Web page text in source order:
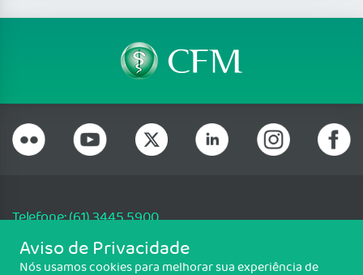
Telefone: (61) 3445 5900
Email: cfm@portalmedico.org.br
SGAS 616, Conjunto D, Lote 115, L2 Sul, Brasília/DF - CEP: 70200-760 -
Aviso de Privacidade
Nós usamos cookies para melhorar sua experiência de